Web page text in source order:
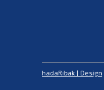
hadaRibak | Design